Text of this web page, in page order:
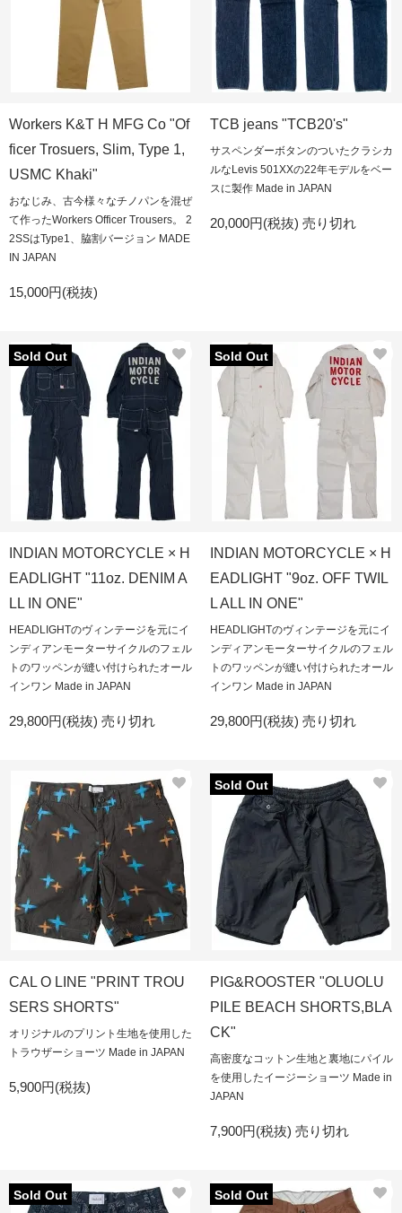
Workers K&T H MFG Co "Of
ficer Trosuers, Slim, Type 1,
USMC Khaki"
おなじみ、古今様々なチノパンを混ぜ
て作ったWorkers Officer Trousers。 2
2SSはType1、脇割バージョン MADE
IN JAPAN
15,000円(税抜)
TCB jeans "TCB20's"
サスペンダーボタンのついたクラシカ
ルなLevis 501XXの22年モデルをベー
スに製作 Made in JAPAN
20,000円(税抜) 売り切れ
Sold Out
INDIAN MOTORCYCLE × H
EADLIGHT "11oz. DENIM A
LL IN ONE"
HEADLIGHTのヴィンテージを元にイ
ンディアンモーターサイクルのフェル
トのワッペンが縫い付けられたオール
インワン Made in JAPAN
29,800円(税抜) 売り切れ
Sold Out
INDIAN MOTORCYCLE × H
EADLIGHT "9oz. OFF TWIL
L ALL IN ONE"
HEADLIGHTのヴィンテージを元にイ
ンディアンモーターサイクルのフェル
トのワッペンが縫い付けられたオール
インワン Made in JAPAN
29,800円(税抜) 売り切れ
CAL O LINE "PRINT TROU
SERS SHORTS"
オリジナルのプリント生地を使用した
トラウザーショーツ Made in JAPAN
5,900円(税抜)
Sold Out
PIG&ROOSTER "OLUOLU
PILE BEACH SHORTS,BLA
CK"
高密度なコットン生地と裏地にパイル
を使用したイージーショーツ Made in
JAPAN
7,900円(税抜) 売り切れ
Sold Out Sold Out